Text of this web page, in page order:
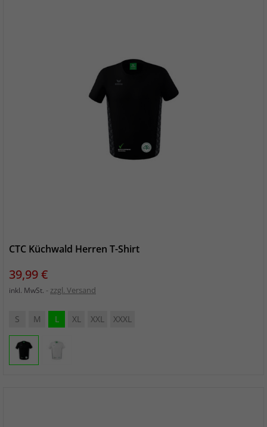
CTC Küchwald Herren T-Shirt
Preis
39,99 €
inkl. MwSt. zzgl. Versand
S M L XL XXL XXXL